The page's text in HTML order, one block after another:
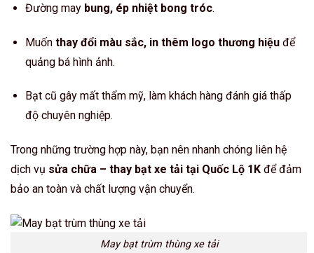
Đường may bung, ép nhiệt bong tróc.
Muốn thay đổi màu sắc, in thêm logo thương hiệuđể
quảng bá hình ảnh.
Bạt cũ gây mất thẩm mỹ, làm khách hàng đánh giá thấp
độ chuyên nghiệp.
Trong những trường hợp này, bạn nên nhanh chóng liên hệ
dịch vụ sửa chữa – thay bạt xe tải tại Quốc Lộ 1K để đảm
bảo an toàn và chất lượng vận chuyển.
May bạt trùm thùng xe tải